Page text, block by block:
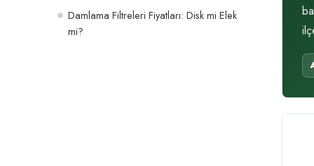
Damlama Filtreleri Fiyatları: Disk mi Elek
mi?